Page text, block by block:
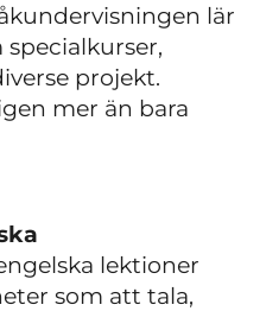
lär
projekt.
mer än bara
lektioner
som att tala,